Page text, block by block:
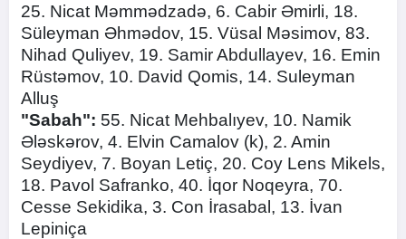
25. Nicat Məmmədzadə, 6. Cabir Əmirli, 18.
Süleyman Əhmədov, 15. Vüsal Məsimov, 83.
Nihad Quliyev, 19. Samir Abdullayev, 16. Emin
Rüstəmov, 10. David Qomis, 14. Suleyman
Alluş
"Sabah": 55. Nicat Mehbalıyev, 10. Namik
Ələskərov, 4. Elvin Camalov (k), 2. Amin
Seydiyev, 7. Boyan Letiç, 20. Coy Lens Mikels,
18. Pavol Safranko, 40. İqor Noqeyra, 70.
Cesse Sekidika, 3. Con İrasabal, 13. İvan
Lepiniça